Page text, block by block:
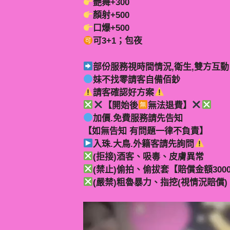
艷舞+300
顏射+500
口爆+500
可3+1；包夜
部份服務視時間情況,衛生,雙方互動
妹不找零請客自備佰鈔
請客確認好方案
【開始後
無法退費】
加價.免費服務請先告知
【如無告知 有問題一律不負責】
入珠.大鳥.外籍客請先詢問
(拒接)酒客、吸毒、皮膚異常
(禁止)偷拍、偷拔套【賠償金額
(嚴禁)粗魯暴力、指挖(視情況賠償)